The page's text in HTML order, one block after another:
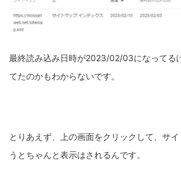
最終読み込み日時が2023/02/03になってる
てたのかもわからないです。
とりあえず、上の画面をクリックして、サ
うとちゃんと表示はされるんです。